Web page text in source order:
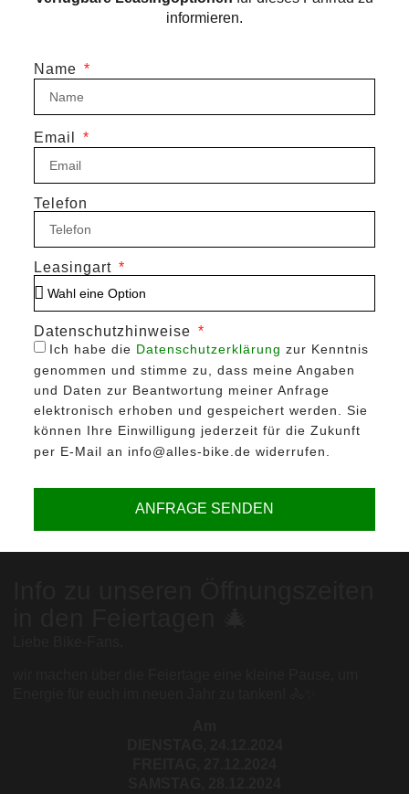
informieren.
Name
Email
Telefon
Leasingart
Datenschutzhinweise
Ich habe die Datenschutzerklärung zur Kenntnis
genommen und stimme zu, dass meine Angaben
und Daten zur Beantwortung meiner Anfrage
elektronisch erhoben und gespeichert werden. Sie
können Ihre Einwilligung jederzeit für die Zukunft
per E-Mail an info@alles-bike.de widerrufen.
ANFRAGE SENDEN